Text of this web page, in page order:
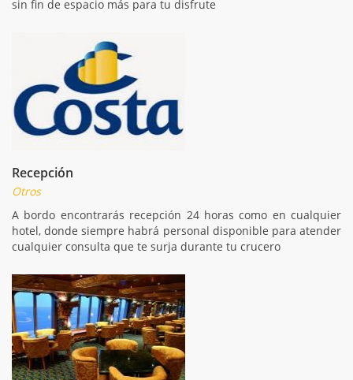
sin fin de espacio más para tu disfrute
Recepción
Otros
A bordo encontrarás recepción 24 horas como en cualquier
hotel, donde siempre habrá personal disponible para atender
cualquier consulta que te surja durante tu crucero